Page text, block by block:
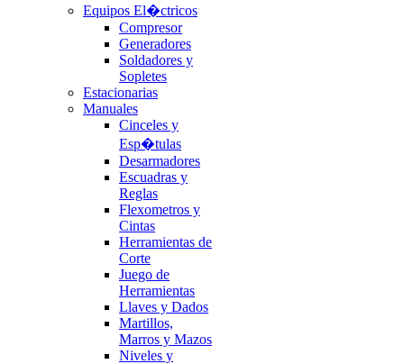
Equipos El�ctricos
Compresor
Generadores
Soldadores y
Sopletes
Estacionarias
Manuales
Cinceles y
Esp�tulas
Desarmadores
Escuadras y
Reglas
Flexometros y
Cintas
Herramientas de
Corte
Juego de
Herramientas
Llaves y Dados
Martillos,
Marros y Mazos
Niveles y